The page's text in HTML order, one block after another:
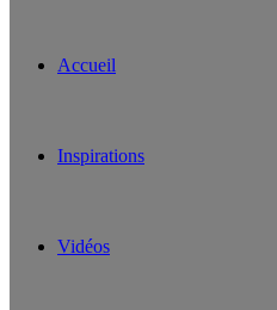
Accueil
Inspirations
Vidéos